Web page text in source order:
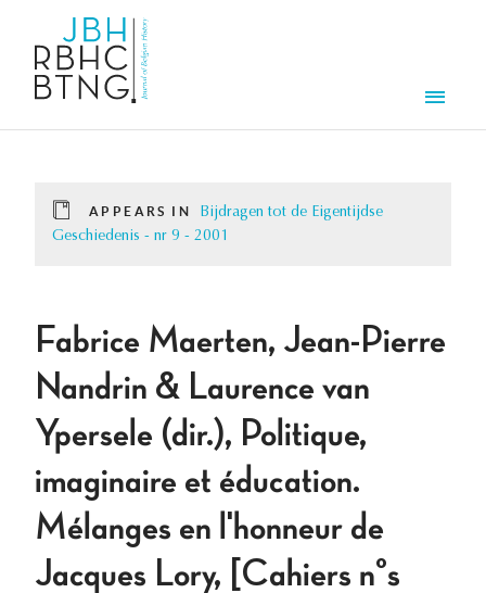
APPEARS IN
Bijdragen tot de Eigentijdse
Geschiedenis - nr 9 - 2001
Fabrice Maerten, Jean-Pierre
Nandrin & Laurence van
Ypersele (dir.), Politique,
imaginaire et éducation.
Mélanges en l'honneur de
Jacques Lory, [Cahiers n°s